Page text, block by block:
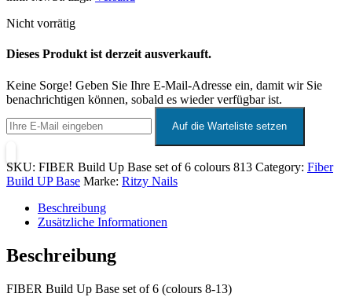
Nicht vorrätig
Dieses Produkt ist derzeit ausverkauft.
Keine Sorge! Geben Sie Ihre E-Mail-Adresse ein, damit wir Sie
benachrichtigen können, sobald es wieder verfügbar ist.
SKU: FIBER Build Up Base set of 6 colours 813 Category: Fiber
Build UP Base Marke: Ritzy Nails
Beschreibung
Zusätzliche Informationen
Beschreibung
FIBER Build Up Base set of 6 (colours 8-13)